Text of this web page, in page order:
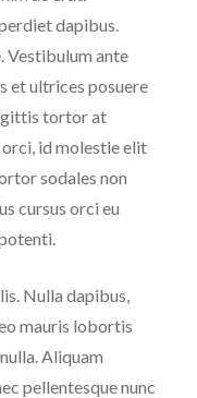
dapibus.
Vestibulum ante
et ultrices posuere
tortor at
id molestie elit
sodales non
cursus orci eu
Nulla dapibus,
mauris lobortis
Aliquam
pellentesque nunc